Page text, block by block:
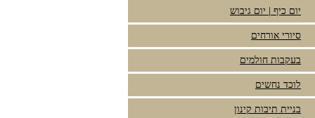
יום כיף | יום גיבוש
סיורי אורחים
בעקבות חולמים
לוכד נחשים
בניית תיבות קינון